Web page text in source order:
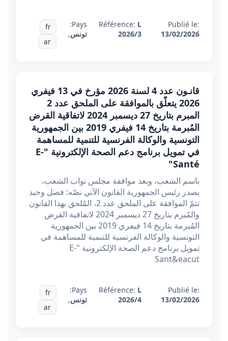
Publié le:
13/02/2026
Référence: L
2026/3
Pays:
تونس,
fr
ar
قانـون عدد 4 لسنة 2026 مؤرخ في 13 فيفري
2026 يتعلّق بالموافقة على الملحق عدد 2
المبرم بتاريخ 27 ديسمبر 2024 لاتفاقية القرض
المُبرمة بتاريخ 14 فيفري 2019 بين الجمهورية
التونسية والوكالة الفرنسية للتنمية للمساهمة
في تمويل برنامج دعم الصحة الإلكترونية "E-
Santé"
باسم الشعب، وبعد موافقة مجلس نواب الشعب،
يصدر رئيس الجمهورية القانون الآتي نصّه: فصل وحيد
تتمّ الموافقة على الملحق عدد 2، المُلحق بهذا القانون
والمُبرم بتاريخ 27 ديسمبر 2024 لاتفاقية القرض
المُبرمة بتاريخ 14 فيفري 2019 بين الجمهورية
التونسية والوكالة الفرنسية للتنمية للمساهمة في
تمويل برنامج دعم الصحة الإلكترونية "E-
Sant&eacut
Publié le:
13/02/2026
Référence: L
2026/4
Pays:
تونس,
fr
ar